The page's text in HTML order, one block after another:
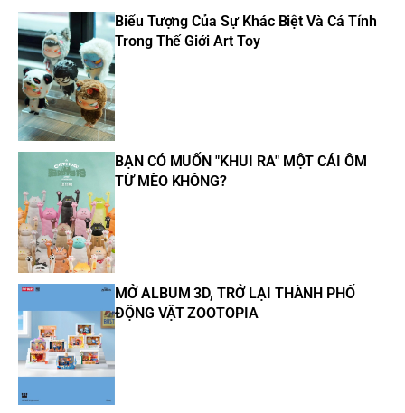
Biểu Tượng Của Sự Khác Biệt Và Cá Tính
Trong Thế Giới Art Toy
BẠN CÓ MUỐN "KHUI RA" MỘT CÁI ÔM
TỪ MÈO KHÔNG?
MỞ ALBUM 3D, TRỞ LẠI THÀNH PHỐ
ĐỘNG VẬT ZOOTOPIA